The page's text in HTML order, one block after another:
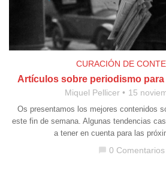
CURACIÓN DE
Artículos sobre periodismo para
Miquel Pellicer 15
Os presentamos los mejores contenidos
este fin de semana. Algunas tendencias
a tener en cuenta para las
chat_bubble 0 Comentarios